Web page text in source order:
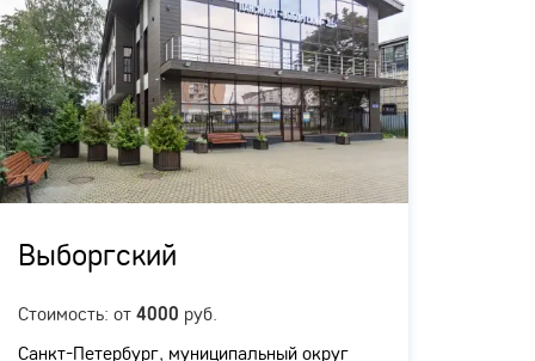
Выборгский
Стоимость: от 4000 руб.
Санкт-Петербург, муниципальный округ